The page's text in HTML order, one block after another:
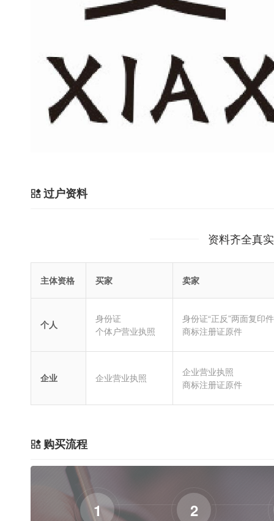
过户资料
资料齐全真
主体资格 买家 卖家
个人
身份证
个体户营业执照
身份证“正反”两面复印件
商标注册证原件
企业 企业营业执照
企业营业执照
商标注册证原件
购买流程
1 2